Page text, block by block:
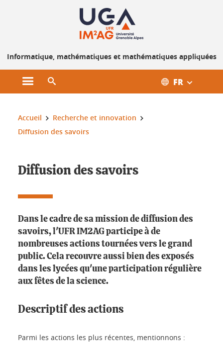
Informatique, mathématiques et mathématiques appliquées
Ouvrir le menu principal FR
Vous êtes ici :
Accueil
Recherche et innovation
Diffusion des savoirs
Diffusion des savoirs
Dans le cadre de sa mission de diffusion des
savoirs, l'UFR IM2AG participe à de
nombreuses actions tournées vers le grand
public. Cela recouvre aussi bien des exposés
dans les lycées qu'une participation régulière
aux fêtes de la science.
Descriptif des actions
Parmi les actions les plus récentes, mentionnons :